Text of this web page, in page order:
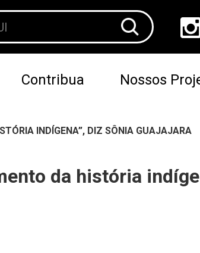
Contribua Nossos
INDÍGENA”, DIZ SÔNIA GUAJAJARA
da história